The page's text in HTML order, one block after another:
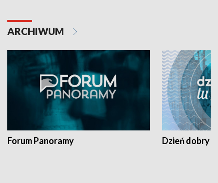
ARCHIWUM
Forum Panoramy Dzień dobry